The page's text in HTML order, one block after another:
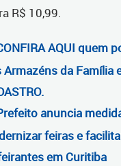
R$ 10,99.
AQUI quem
Armazéns da Família
anuncia
feiras e
em Curitiba